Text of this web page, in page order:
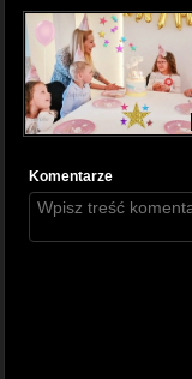
Komentarze